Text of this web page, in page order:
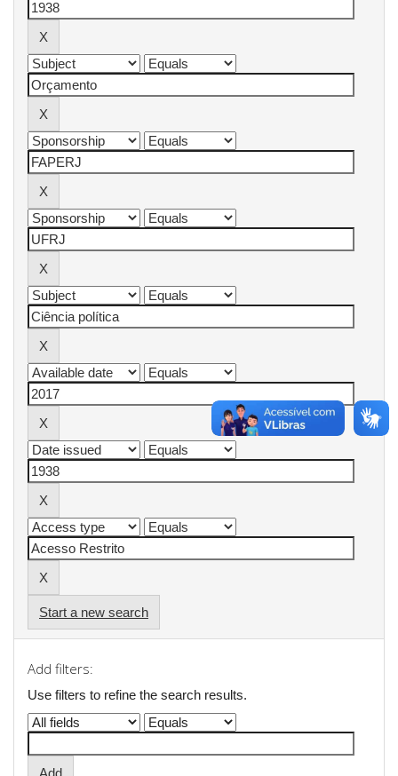
Start a new search
Add filters:
Use filters to refine the search results.